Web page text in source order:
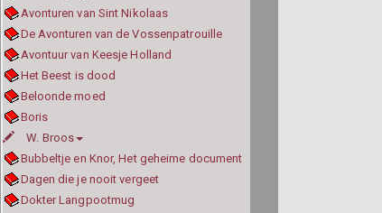
Avonturen van Sint Nikolaas
De Avonturen van de Vossenpatrouille
Avontuur van Keesje Holland
Het Beest is dood
Beloonde moed
Boris
W. Broos
Bubbeltje en Knor, Het geheime document
Dagen die je nooit vergeet
Dokter Langpootmug